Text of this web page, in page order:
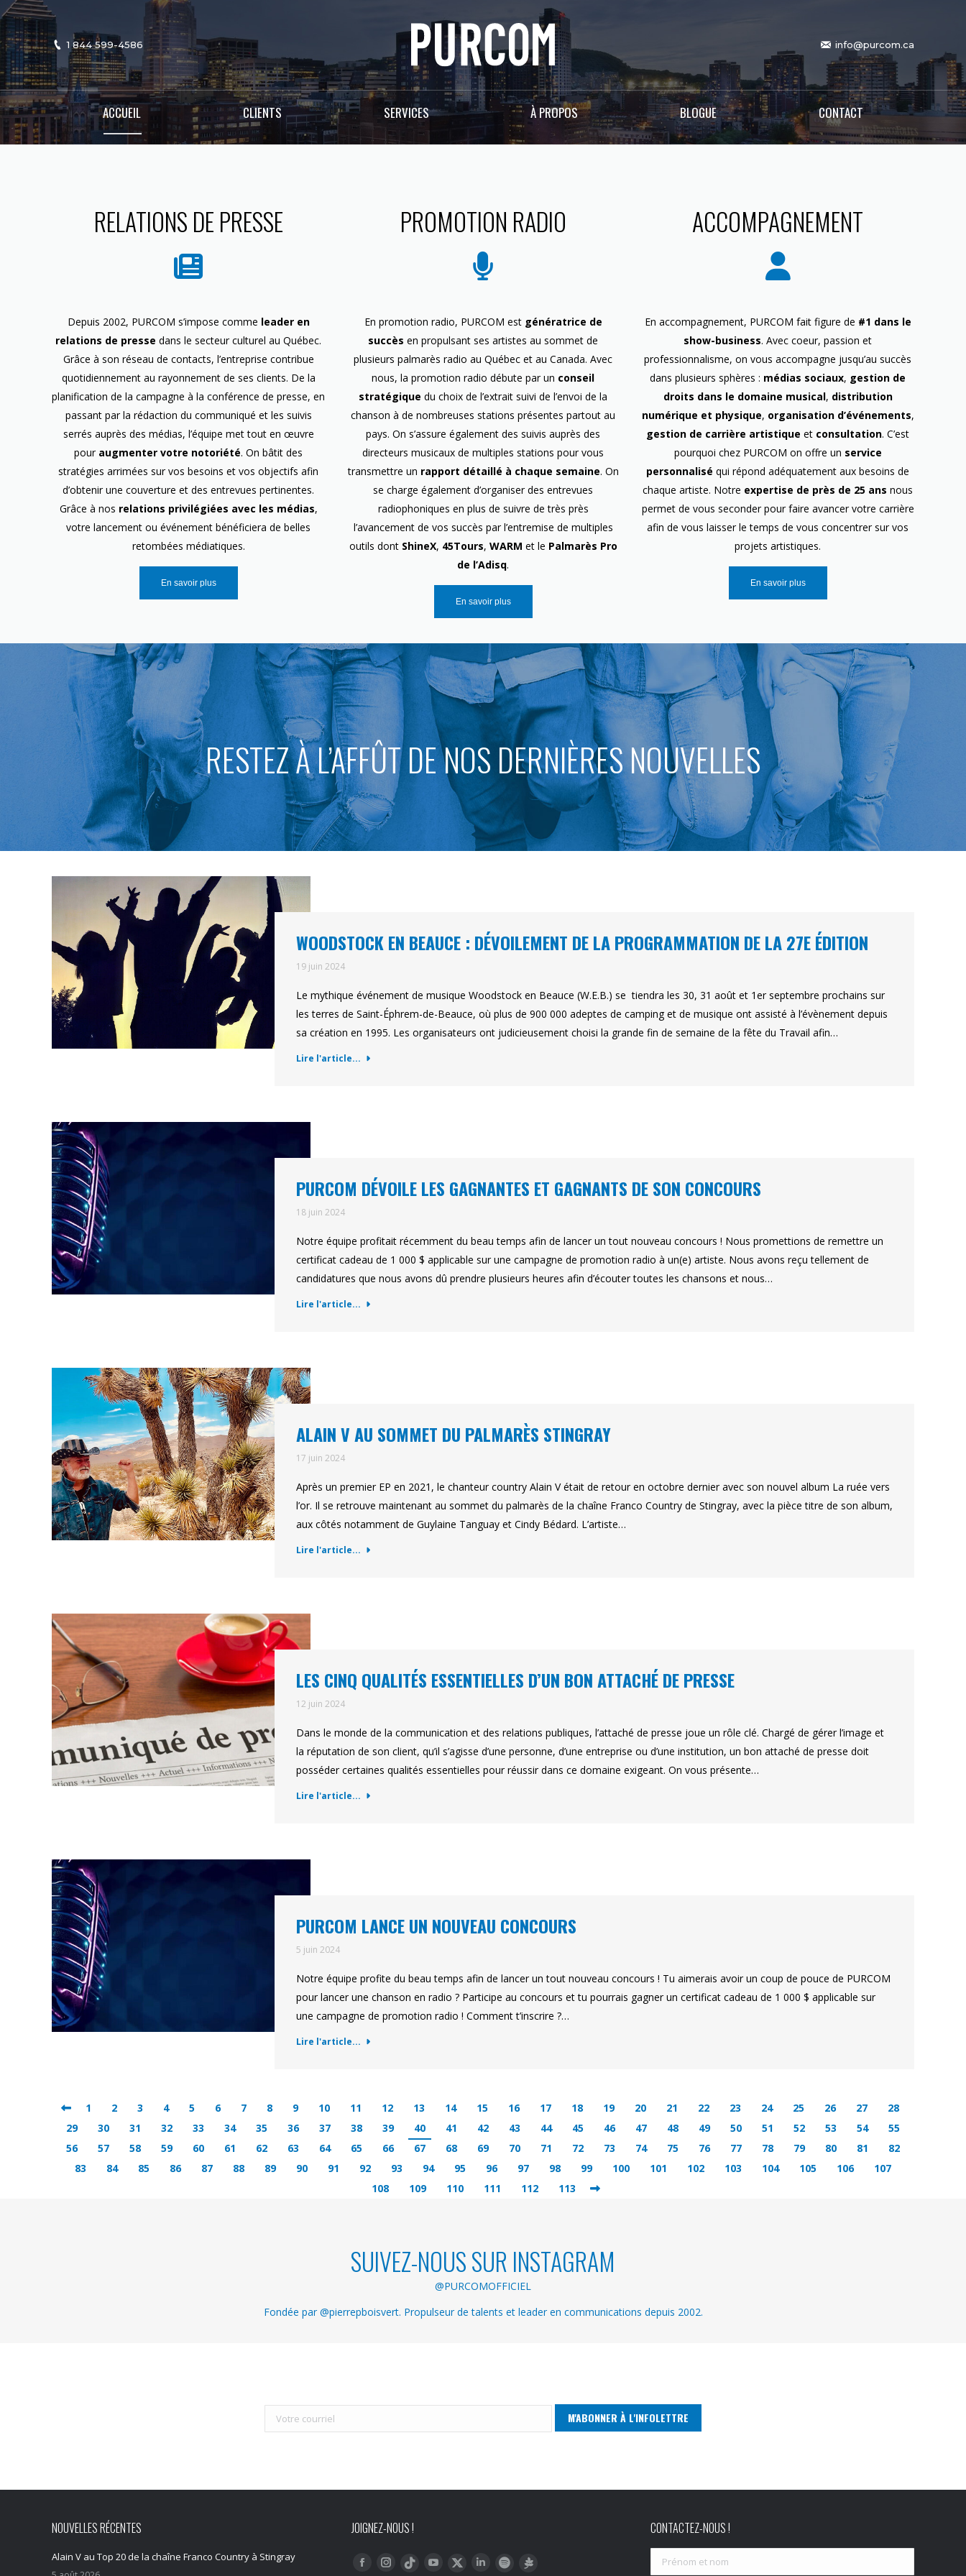
1 844 599-4586 info@purcom.ca
ACCUEIL CLIENTS SERVICES À PROPOS BLOGUE CONTACT
RELATIONS DE PRESSE
Depuis 2002, PURCOM s’impose comme leader en
relations de presse dans le secteur culturel au Québec.
Grâce à son réseau de contacts, l’entreprise contribue
quotidiennement au rayonnement de ses clients. De la
planification de la campagne à la conférence de presse, en
passant par la rédaction du communiqué et les suivis
serrés auprès des médias, l’équipe met tout en œuvre
pour augmenter votre notoriété. On bâtit des
stratégies arrimées sur vos besoins et vos objectifs afin
d’obtenir une couverture et des entrevues pertinentes.
Grâce à nos relations privilégiées avec les médias,
votre lancement ou événement bénéficiera de belles
retombées médiatiques.
En savoir plus
PROMOTION RADIO
En promotion radio, PURCOM est génératrice de
succès en propulsant ses artistes au sommet de
plusieurs palmarès radio au Québec et au Canada. Avec
nous, la promotion radio débute par un conseil
stratégique du choix de l’extrait suivi de l’envoi de la
chanson à de nombreuses stations présentes partout au
pays. On s’assure également des suivis auprès des
directeurs musicaux de multiples stations pour vous
transmettre un rapport détaillé à chaque semaine. On
se charge également d’organiser des entrevues
radiophoniques en plus de suivre de très près
l’avancement de vos succès par l’entremise de multiples
outils dont ShineX, 45Tours, WARM et le Palmarès Pro
de l’Adisq.
En savoir plus
ACCOMPAGNEMENT
En accompagnement, PURCOM fait figure de #1 dans le
show-business. Avec coeur, passion et
professionnalisme, on vous accompagne jusqu’au succès
dans plusieurs sphères : médias sociaux, gestion de
droits dans le domaine musical, distribution
numérique et physique, organisation d’événements,
gestion de carrière artistique et consultation. C’est
pourquoi chez PURCOM on offre un service
personnalisé qui répond adéquatement aux besoins de
chaque artiste. Notre expertise de près de 25 ans nous
permet de vous seconder pour faire avancer votre carrière
afin de vous laisser le temps de vous concentrer sur vos
projets artistiques.
En savoir plus
RESTEZ À L’AFFÛT DE NOS DERNIÈRES NOUVELLES
WOODSTOCK EN BEAUCE : DÉVOILEMENT DE LA PROGRAMMATION DE LA 27E ÉDITION
19 juin 2024
Le mythique événement de musique Woodstock en Beauce (W.E.B.) se tiendra les 30, 31 août et 1er septembre prochains sur
les terres de Saint-Éphrem-de-Beauce, où plus de 900 000 adeptes de camping et de musique ont assisté à l’évènement depuis
sa création en 1995. Les organisateurs ont judicieusement choisi la grande fin de semaine de la fête du Travail afin…
Lire l'article...
PURCOM DÉVOILE LES GAGNANTES ET GAGNANTS DE SON CONCOURS
18 juin 2024
Notre équipe profitait récemment du beau temps afin de lancer un tout nouveau concours ! Nous promettions de remettre un
certificat cadeau de 1 000 $ applicable sur une campagne de promotion radio à un(e) artiste. Nous avons reçu tellement de
candidatures que nous avons dû prendre plusieurs heures afin d’écouter toutes les chansons et nous…
Lire l'article...
ALAIN V AU SOMMET DU PALMARÈS STINGRAY
17 juin 2024
Après un premier EP en 2021, le chanteur country Alain V était de retour en octobre dernier avec son nouvel album La ruée vers
l’or. Il se retrouve maintenant au sommet du palmarès de la chaîne Franco Country de Stingray, avec la pièce titre de son album,
aux côtés notamment de Guylaine Tanguay et Cindy Bédard. L’artiste…
Lire l'article...
LES CINQ QUALITÉS ESSENTIELLES D’UN BON ATTACHÉ DE PRESSE
12 juin 2024
Dans le monde de la communication et des relations publiques, l’attaché de presse joue un rôle clé. Chargé de gérer l’image et
la réputation de son client, qu’il s’agisse d’une personne, d’une entreprise ou d’une institution, un bon attaché de presse doit
posséder certaines qualités essentielles pour réussir dans ce domaine exigeant. On vous présente…
Lire l'article...
PURCOM LANCE UN NOUVEAU CONCOURS
5 juin 2024
Notre équipe profite du beau temps afin de lancer un tout nouveau concours ! Tu aimerais avoir un coup de pouce de PURCOM
pour lancer une chanson en radio ? Participe au concours et tu pourrais gagner un certificat cadeau de 1 000 $ applicable sur
une campagne de promotion radio ! Comment t’inscrire ?…
Lire l'article...
1 2 3 4 5 6 7 8 9 10 11 12 13 14 15 16 17 18 19 20 21 22 23 24 25 26 27
28
29
30 31 32 33 34 35 36 37 38 39 40 41 42 43 44 45 46 47 48 49 50 51 52 53 54
55
56
57 58 59 60 61 62 63 64 65 66 67 68 69 70 71 72 73 74 75 76 77 78 79 80 81
82
83
84 85 86 87 88 89 90 91 92 93 94 95 96 97 98 99 100 101 102 103 104 105 106
107
108
109 110 111 112 113
SUIVEZ-NOUS SUR INSTAGRAM
@PURCOMOFFICIEL
Fondée par @pierrepboisvert. Propulseur de talents et leader en communications depuis 2002.
NOUVELLES RÉCENTES
Alain V au Top 20 de la chaîne Franco Country à Stingray
JOIGNEZ-NOUS !
Trouvez nous sur :
FacebookInstagram
Tiktok YouTubeTwitter LinkedInSpotify
CONTACTEZ-NOUS !